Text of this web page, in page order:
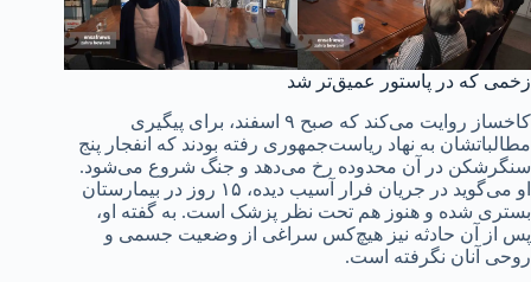
زخمی که در پاستور عمیق‌تر شد
کاخساز روایت می‌کند که صبح ۹ اسفند، برای پیگیری
مطالباتشان به نهاد ریاست‌جمهوری رفته بودند که انفجار پنج
سنگرشکن در آن محدوده رخ می‌دهد و جنگ شروع می‌شود.
او می‌گوید در جریان فرار آسیب دیده، ۱۵ روز در بیمارستان
بستری شده و هنوز هم تحت نظر پزشک است. به گفته او،
پس از آن حادثه نیز هیچ‌کس سراغی از وضعیت جسمی و
روحی آنان نگرفته است.